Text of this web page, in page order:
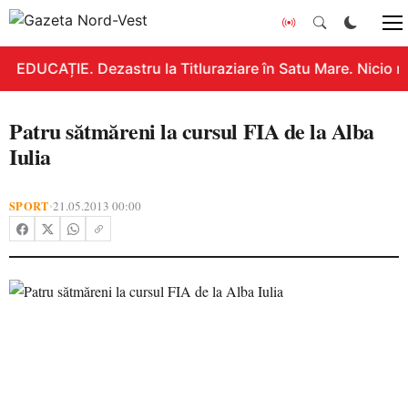
EDUCAȚIE. Dezastru la Titluraziare în Satu Mare. Nicio
Patru sătmăreni la cursul FIA de la Alba
Iulia
SPORT•21.05.2013 00:00